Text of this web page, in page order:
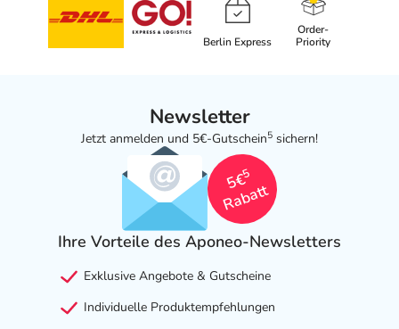
Berlin Express
Order-
Priority
Newsletter
Jetzt anmelden und 5€-Gutschein5 sichern!
5€
5
Rabatt
Ihre Vorteile des Aponeo-Newsletters
Exklusive Angebote & Gutscheine
Individuelle Produktempfehlungen